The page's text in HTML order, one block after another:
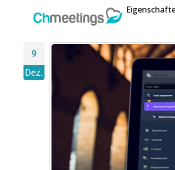
9
Dez.